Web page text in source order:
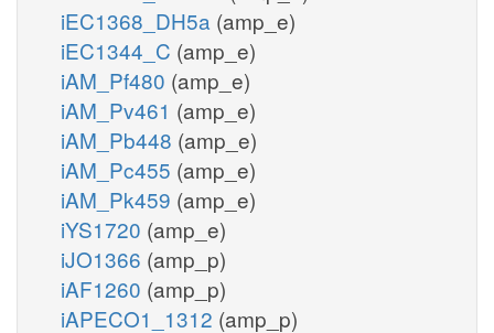
iEC1368_DH5a (amp_e)
iEC1344_C (amp_e)
iAM_Pf480 (amp_e)
iAM_Pv461 (amp_e)
iAM_Pb448 (amp_e)
iAM_Pc455 (amp_e)
iAM_Pk459 (amp_e)
iYS1720 (amp_e)
iJO1366 (amp_p)
iAF1260 (amp_p)
iAPECO1_1312 (amp_p)